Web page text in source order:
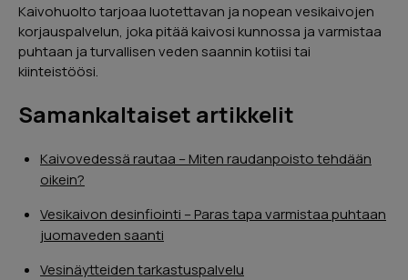
Kaivohuolto tarjoaa luotettavan ja nopean vesikaivojen
korjauspalvelun, joka pitää kaivosi kunnossa ja varmistaa
puhtaan ja turvallisen veden saannin kotiisi tai
kiinteistöösi.
Samankaltaiset artikkelit
Kaivovedessä rautaa – Miten raudanpoisto tehdään
oikein?
Vesikaivon desinfiointi – Paras tapa varmistaa puhtaan
juomaveden saanti
Vesinäytteiden tarkastuspalvelu